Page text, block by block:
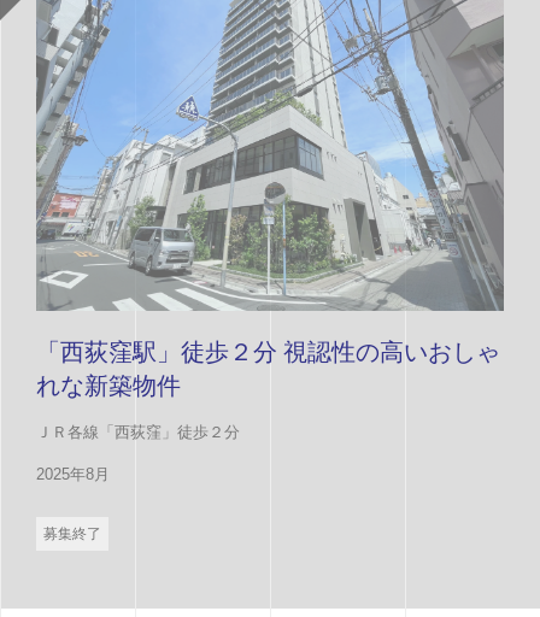
「西荻窪駅」徒歩２分 視認性の高いおしゃ
れな新築物件
ＪＲ各線「西荻窪」徒歩２分
2025年8月
募集終了